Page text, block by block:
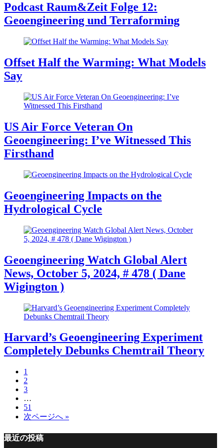
Podcast Raum&Zeit Folge 12:
Geoengineering und Terraforming
Offset Half the Warming: What Models
Say
US Air Force Veteran On
Geoengineering: I’ve Witnessed This
Firsthand
Geoengineering Impacts on the
Hydrological Cycle
Geoengineering Watch Global Alert
News, October 5, 2024, # 478 ( Dane
Wigington )
Harvard’s Geoengineering Experiment
Completely Debunks Chemtrail Theory
1
2
3
…
51
次ページへ »
最近の投稿